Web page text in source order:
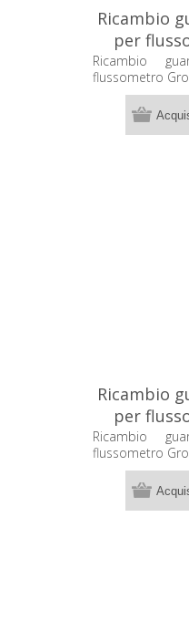
Ricambio
per
Ricambio
flussometro
Ricambio
per
Ricambio
flussometro